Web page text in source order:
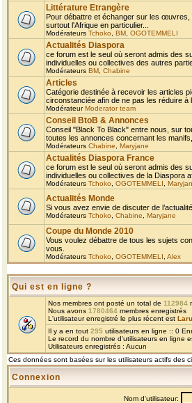
Littérature Etrangère
Pour débattre et échanger sur les
surtout l'Afrique en particulier...
Modérateurs Tchoko BM OGOTEMMELI
Actualités Diaspora
ce forum est le seul où seront admis des
individuelles ou collectives des autres
Modérateurs BM Chabine
Articles
Catégorie destinée à recevoir les articles
circonstanciée afin de ne pas les réduire à
ModérateurModerator team
Conseil BtoB & Annonces
Conseil "Black To Black" entre nous, sur
toutes les annonces concernant les
Modérateurs Chabine Maryjane
Actualités Diaspora France
ce forum est le seul où seront admis des
individuelles ou collectives de la Diaspora
Modérateurs Tchoko OGOTEMMELI
Actualités Monde
Si vous avez envie de discuter de
Modérateurs Tchoko Chabine Maryjane
Coupe du Monde 2010
Vous voulez débattre de tous les sujets
vous.
Modérateurs Tchoko OGOTEMMELI Alex
Qui est en ligne ?
Nos membres ont posté un total de 112984
Nous avons 1780464 membres enregistrés
L'utilisateur enregistré le plus récent est
Il y a en tout 295 utilisateurs en ligne :: 0
Le record du nombre d'utilisateurs en ligne
Utilisateurs enregistrés : Aucun
Ces données sont basées sur les utilisateurs actifs des
Connexion
Nom d'utilisateur: